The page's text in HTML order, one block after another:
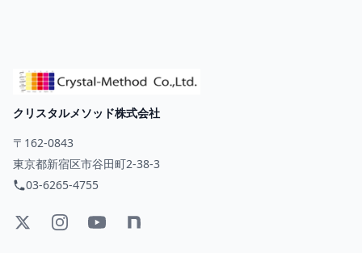
クリスタルメソッド株式会社
〒162-0843
東京都新宿区市谷田町2-38-3
03-6265-4755